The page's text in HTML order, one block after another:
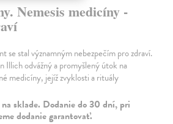
Nemesis medicíny -
se stal významným nebezpečím pro zdraví.
Illich odvážný a promyšlený útok na
medicíny, jejíž zvyklosti a rituály
sklade. Dodanie do 30 dní, pri
dodanie garantovať.